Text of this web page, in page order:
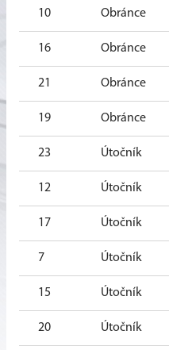
10 Obránce
16 Obránce
21 Obránce
19 Obránce
23 Útočník
12 Útočník
17 Útočník
7 Útočník
15 Útočník
20 Útočník